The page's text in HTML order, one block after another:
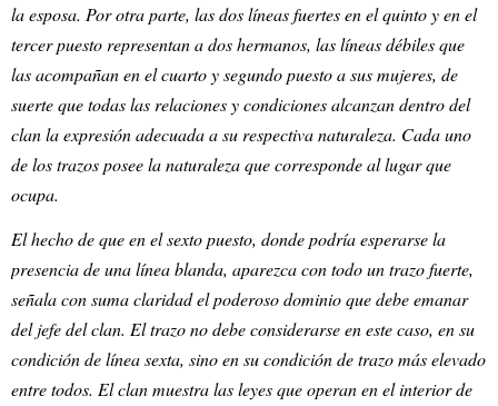
la esposa. Por otra parte, las dos líneas fuertes en el quinto y en el
tercer puesto representan a dos hermanos, las líneas débiles que
las acompañan en el cuarto y segundo puesto a sus mujeres, de
suerte que todas las relaciones y condiciones alcanzan dentro del
clan la expresión adecuada a su respectiva naturaleza. Cada uno
de los trazos posee la naturaleza que corresponde al lugar que
ocupa.
El hecho de que en el sexto puesto, donde podría esperarse la
presencia de una línea blanda, aparezca con todo un trazo fuerte,
señala con suma claridad el poderoso dominio que debe emanar
del jefe del clan. El trazo no debe considerarse en este caso, en su
condición de línea sexta, sino en su condición de trazo más elevado
entre todos. El clan muestra las leyes que operan en el interior de